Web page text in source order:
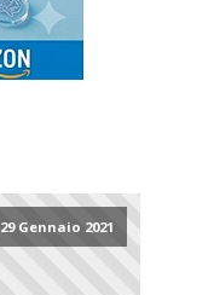
29 Gennaio 2021